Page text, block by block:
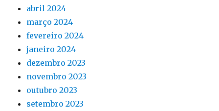
abril 2024
março 2024
fevereiro 2024
janeiro 2024
dezembro 2023
novembro 2023
outubro 2023
setembro 2023